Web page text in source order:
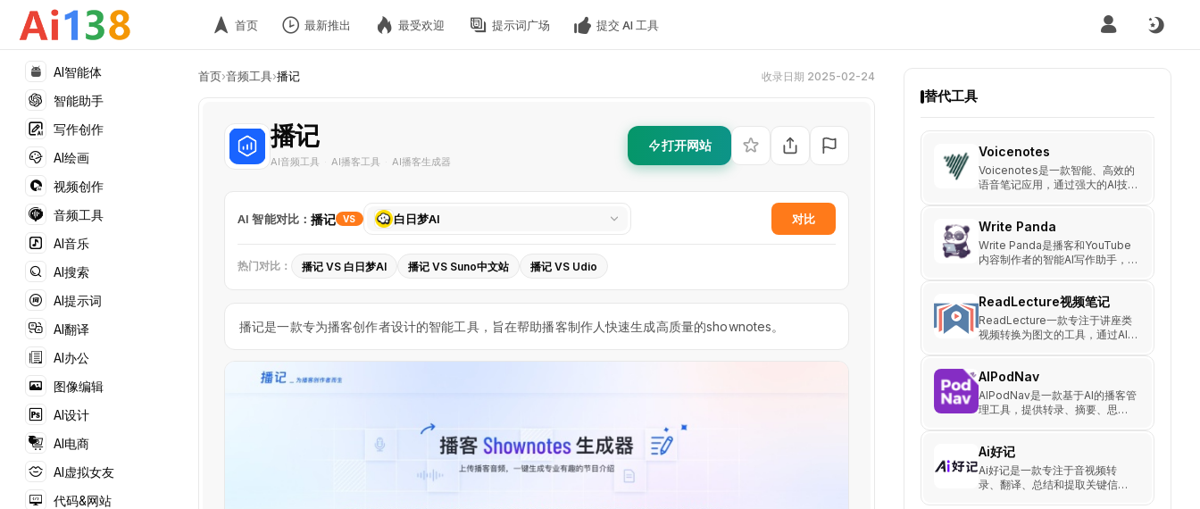
AI智能体
智能助手
写作创作
AI绘画
视频创作
音频工具
AI音乐
AI搜索
AI提示词
AI翻译
AI办公
图像编辑
AI设计
AI电商
AI虚拟女友
代码&网站
首页 最新推出 最受欢迎 提示词广场 提交 AI 工具
首页›音频工具›播记 收录日期 2025-02-24
播记
AI音频工具 AI播客工具 AI播客生成器
打开网站
AI 智能对比：播记 VS
选
比
具
白日梦AI 对比
热门对比： 播记 VS 白日梦AI 播记 VS Suno中文站 播记 VS Udio
VS
播记是一款专为播客创作者设计的智能工具，旨在帮助播客制作人快速生成高质量的shownotes。
替代工具
Voicenotes
Voicenotes是一款智能、高效的
语音笔记应用，通过强大的AI技
Write Panda
Write Panda是播客和YouTube
内容制作者的智能AI写作助手，
广。
ReadLecture视频笔记
ReadLecture一款专注于讲座类
视频转换为图文的工具，通过AI
并支持多种格式的导出和翻译服
务。
AIPodNav
AIPodNav是一款基于AI的播客管
理工具，提供转录、摘要、思维
Ai好记
Ai好记是一款专注于音视频转
录、翻译、总结和提取关键信息